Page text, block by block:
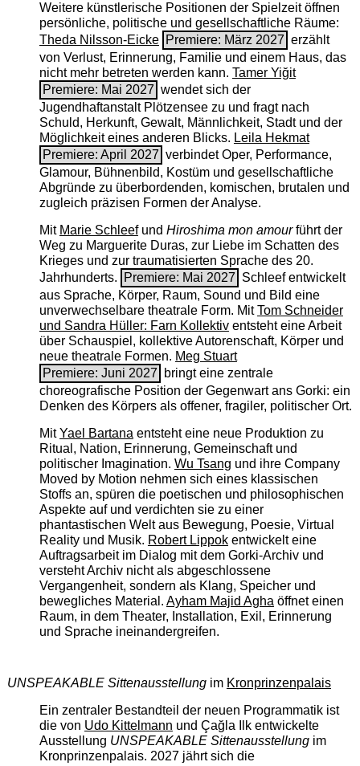
Weitere künstlerische Positionen der Spielzeit öffnen
persönliche, politische und gesellschaftliche Räume:
Theda Nilsson-Eicke Premiere: März 2027 erzählt
von Verlust, Erinnerung, Familie und einem Haus, das
nicht mehr betreten werden kann. Tamer Yiğit
Premiere: Mai 2027 wendet sich der
Jugendhaftanstalt Plötzensee zu und fragt nach
Schuld, Herkunft, Gewalt, Männlichkeit, Stadt und der
Möglichkeit eines anderen Blicks. Leila Hekmat
Premiere: April 2027 verbindet Oper, Performance,
Glamour, Bühnenbild, Kostüm und gesellschaftliche
Abgründe zu überbordenden, komischen, brutalen und
zugleich präzisen Formen der Analyse.
Mit Marie Schleefund Hiroshima mon amourführt der
Weg zu Marguerite Duras, zur Liebe im Schatten des
Krieges und zur traumatisierten Sprache des 20.
Jahrhunderts.
Premiere: Mai 2027 Schleef entwickelt
aus Sprache, Körper, Raum, Sound und Bild eine
unverwechselbare theatrale Form. MitTom Schneider
und Sandra Hüller: Farn Kollektiventsteht eine Arbeit
über Schauspiel, kollektive Autorenschaft, Körper und
neue theatrale Formen. Meg Stuart
Premiere: Juni 2027
bringt eine zentrale
choreografische Position der Gegenwart ans Gorki: ein
Denken des Körpers als offener, fragiler, politischer Ort.
MitYael Bartanaentsteht eine neue Produktion zu
Ritual, Nation, Erinnerung, Gemeinschaft und
politischer Imagination. Wu Tsang und ihre Company
Moved by Motion nehmen sich eines klassischen
Stoffs an, spüren die poetischen und philosophischen
Aspekte auf und verdichten sie zu einer
phantastischen Welt aus Bewegung, Poesie, Virtual
Reality und Musik. Robert Lippokentwickelt eine
Auftragsarbeit im Dialog mit dem Gorki-Archiv und
versteht Archiv nicht als abgeschlossene
Vergangenheit, sondern als Klang, Speicher und
bewegliches Material. Ayham Majid Aghaöffnet einen
Raum, in dem Theater, Installation, Exil, Erinnerung
und Sprache ineinandergreifen.
UNSPEAKABLE Sittenausstellungim Kronprinzenpalais
Ein zentraler Bestandteil der neuen Programmatik ist
die von Udo Kittelmann und Çağla Ilk entwickelte
Ausstellung UNSPEAKABLE Sittenausstellungim
Kronprinzenpalais. 2027 jährt sich die